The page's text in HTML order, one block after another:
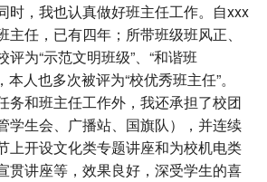
时，我也认真做好班主任工作。自xxx
任，已有四年；所带班级班风正、
为“示范文明班级”、“和谐班
本人也多次被评为“校优秀班主任”。
务和班主任工作外，我还承担了校团
学生会、广播站、国旗队），并连续
上开设文化类专题讲座和为校机电类
贯讲座等，效果良好，深受学生的喜